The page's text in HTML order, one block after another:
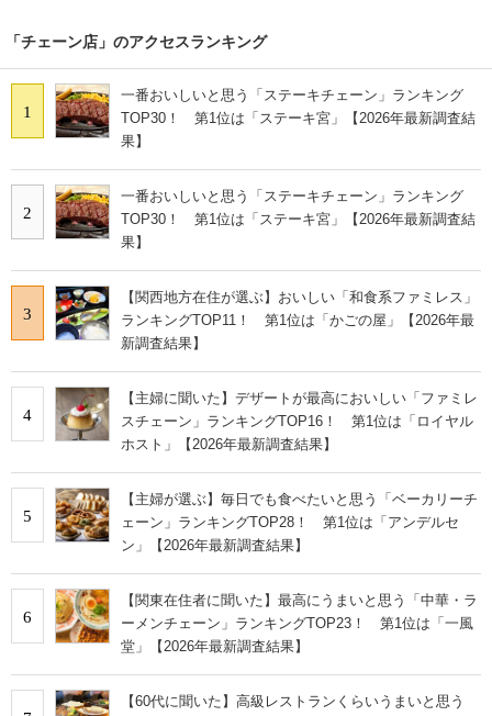
「チェーン店」のアクセスランキング
1
一番おいしいと思う「ステーキチェーン」ランキング
TOP30！ 第1位は「ステーキ宮」【2026年最新調査結
果】
2
一番おいしいと思う「ステーキチェーン」ランキング
TOP30！ 第1位は「ステーキ宮」【2026年最新調査結
果】
3
【関西地方在住が選ぶ】おいしい「和食系ファミレス」
ランキングTOP11！ 第1位は「かごの屋」【2026年最
新調査結果】
4
【主婦に聞いた】デザートが最高においしい「ファミレ
スチェーン」ランキングTOP16！ 第1位は「ロイヤル
ホスト」【2026年最新調査結果】
5
【主婦が選ぶ】毎日でも食べたいと思う「ベーカリーチ
ェーン」ランキングTOP28！ 第1位は「アンデルセ
ン」【2026年最新調査結果】
6
【関東在住者に聞いた】最高にうまいと思う「中華・ラ
ーメンチェーン」ランキングTOP23！ 第1位は「一風
堂」【2026年最新調査結果】
【60代に聞いた】高級レストランくらいうまいと思う